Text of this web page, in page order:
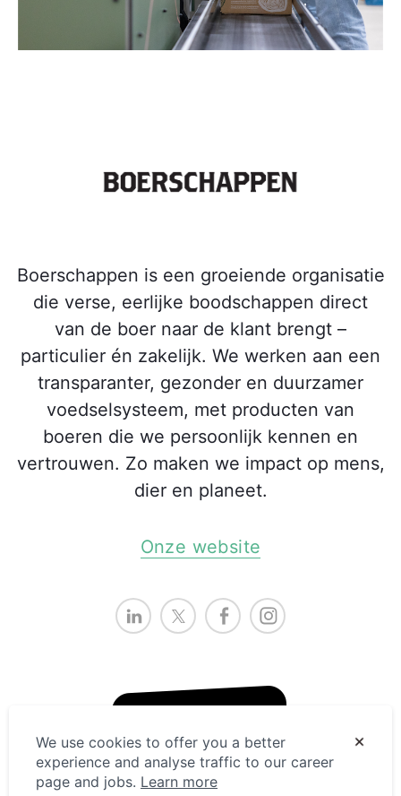
Boerschappen is een groeiende organisatie
die verse, eerlijke boodschappen direct
van de boer naar de klant brengt –
particulier én zakelijk. We werken aan een
transparanter, gezonder en duurzamer
voedselsysteem, met producten van
boeren die we persoonlijk kennen en
vertrouwen. Zo maken we impact op mens,
dier en planeet.
Onze website
We use cookies to offer you a better
experience and analyse traffic to our career
page and jobs. Learn more